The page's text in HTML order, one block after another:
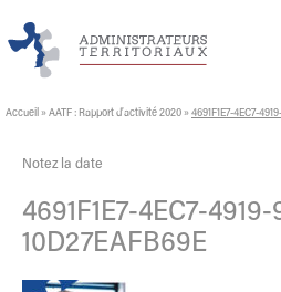
Accueil » AATF : Rapport d’activité 2020 » 4691F1E7-4EC7-
Notez la date
4691F1E7-4EC7-
10D27EAFB69E